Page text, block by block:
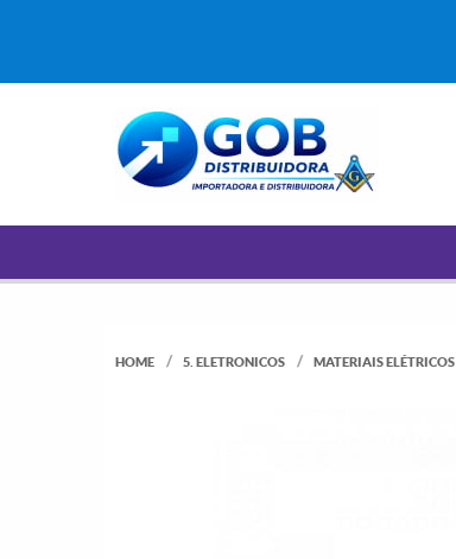
HOME 5. ELETRONICOS MATERIAIS ELÉTRICOS